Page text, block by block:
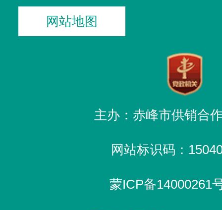
网站地图
主办：赤峰市供销合
网站标识码：
蒙ICP备14000261